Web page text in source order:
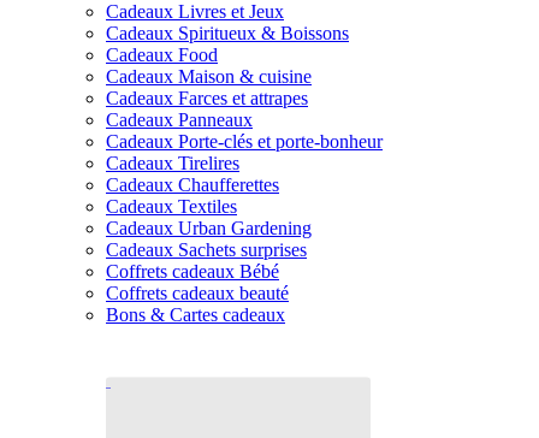
Cadeaux Livres et Jeux
Cadeaux Spiritueux & Boissons
Cadeaux Food
Cadeaux Maison & cuisine
Cadeaux Farces et attrapes
Cadeaux Panneaux
Cadeaux Porte-clés et porte-bonheur
Cadeaux Tirelires
Cadeaux Chaufferettes
Cadeaux Textiles
Cadeaux Urban Gardening
Cadeaux Sachets surprises
Coffrets cadeaux Bébé
Coffrets cadeaux beauté
Bons & Cartes cadeaux